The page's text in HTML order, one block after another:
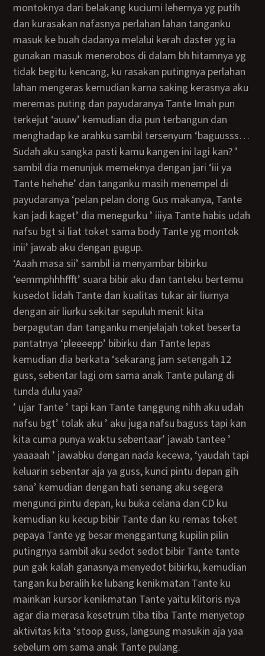
montoknya dari belakang kuciumi lehernya yg putih
dan kurasakan nafasnya perlahan lahan tanganku
masuk ke buah dadanya melalui kerah daster yg ia
gunakan masuk menerobos di dalam bh hitamnya yg
tidak begitu kencang, ku rasakan putingnya perlahan
lahan mengeras kemudian karna saking kerasnya aku
meremas puting dan payudaranya Tante Imah pun
terkejut ‘auuw’ kemudian dia pun terbangun dan
menghadap ke arahku sambil tersenyum ‘baguusss…
Sudah aku sangka pasti kamu kangen ini lagi kan? ’
sambil dia menunjuk memeknya dengan jari ‘iii ya
Tante hehehe’ dan tanganku masih menempel di
payudaranya ‘pelan pelan dong Gus makanya, Tante
kan jadi kaget’ dia menegurku ’ iiiya Tante habis udah
nafsu bgt si liat toket sama body Tante yg montok
inii’ jawab aku dengan gugup.
‘aaah masa sii’ sambil ia menyambar bibirku
‘eemmphhhffft’ suara bibir aku dan tanteku bertemu
kusedot lidah Tante dan kualitas tukar air liurnya
dengan air liurku sekitar sepuluh menit kita
berpagutan dan tanganku menjelajah toket beserta
pantatnya ‘pleeeepp’ bibirku dan Tante lepas
kemudian dia berkata ‘sekarang jam setengah 12
guss, sebentar lagi om sama anak Tante pulang di
tunda dulu yaa?
’ ujar Tante ’ tapi kan Tante tanggung nihh aku udah
nafsu bgt’ tolak aku ’ aku juga nafsu baguss tapi kan
kita cuma punya waktu sebentaar’ jawab tantee ’
yaaaaah ’ jawabku dengan nada kecewa, ‘yaudah tapi
keluarin sebentar aja ya guss, kunci pintu depan gih
sana’ kemudian dengan hati senang aku segera
mengunci pintu depan, ku buka celana dan CD ku
kemudian ku kecup bibir Tante dan ku remas toket
pepaya Tante yg besar menggantung kupilin pilin
putingnya sambil aku sedot sedot bibir Tante tante
pun gak kalah ganasnya menyedot bibirku, kemudian
tangan ku beralih ke lubang kenikmatan Tante ku
mainkan kursor kenikmatan Tante yaitu klitoris nya
agar dia merasa kesetrum tiba tiba Tante menyetop
aktivitas kita ‘stoop guss, langsung masukin aja yaa
sebelum om sama anak Tante pulang.